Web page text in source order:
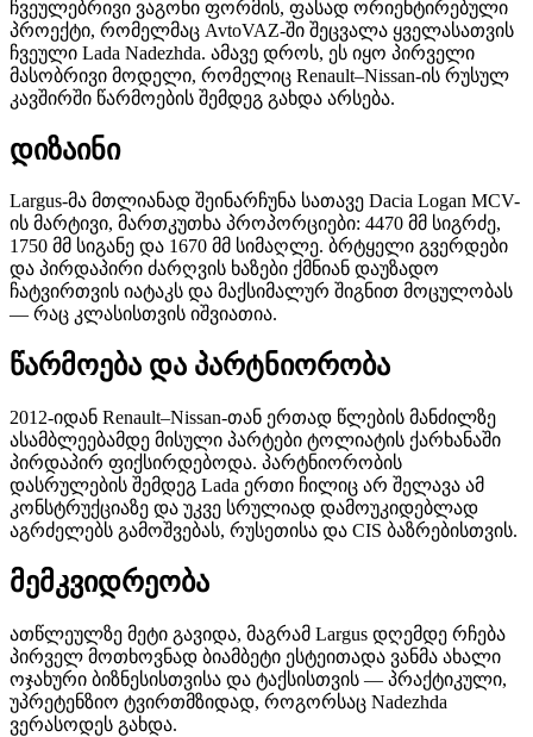
ჩვეულებრივი ვაგონი ფორმის, ფასად ორიენტირებული
პროექტი, რომელმაც AvtoVAZ-ში შეცვალა ყველასათვის
ჩვეული Lada Nadezhda. ამავე დროს, ეს იყო პირველი
მასობრივი მოდელი, რომელიც Renault–Nissan-ის რუსულ
კავშირში წარმოების შემდეგ გახდა არსება.
დიზაინი
Largus-მა მთლიანად შეინარჩუნა სათავე Dacia Logan MCV-
ის მარტივი, მართკუთხა პროპორციები: 4470 მმ სიგრძე,
1750 მმ სიგანე და 1670 მმ სიმაღლე. ბრტყელი გვერდები
და პირდაპირი ძარღვის ხაზები ქმნიან დაუზადო
ჩატვირთვის იატაკს და მაქსიმალურ შიგნით მოცულობას
— რაც კლასისთვის იშვიათია.
წარმოება და პარტნიორობა
2012-იდან Renault–Nissan-თან ერთად წლების მანძილზე
ასამბლეებამდე მისული პარტები ტოლიატის ქარხანაში
პირდაპირ ფიქსირდებოდა. პარტნიორობის
დასრულების შემდეგ Lada ერთი ჩილიც არ შელავა ამ
კონსტრუქციაზე და უკვე სრულიად დამოუკიდებლად
აგრძელებს გამოშვებას, რუსეთისა და CIS ბაზრებისთვის.
მემკვიდრეობა
ათწლეულზე მეტი გავიდა, მაგრამ Largus დღემდე რჩება
პირველ მოთხოვნად ბიამბეტი ესტეითადა ვანმა ახალი
ოჯახური ბიზნესისთვისა და ტაქსისთვის — პრაქტიკული,
უპრეტენზიო ტვირთმზიდად, როგორსაც Nadezhda
ვერასოდეს გახდა.